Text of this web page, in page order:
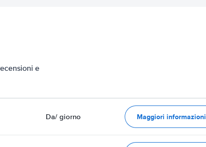
e
Da/ giorno Maggiori informazioni